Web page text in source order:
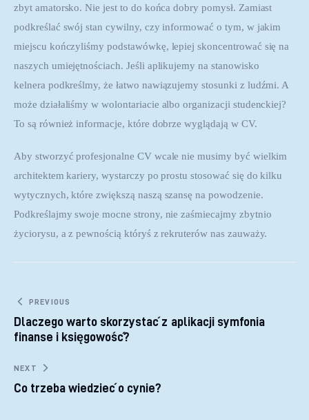
zbyt amatorsko. Nie jest to do końca dobry pomysł. Zamiast
podkreślać swój stan cywilny, czy informować o tym, w jakim
miejscu kończyliśmy podstawówkę, lepiej skoncentrować się na
naszych umiejętnościach. Jeśli aplikujemy na stanowisko
kelnera podkreślmy, że łatwo nawiązujemy stosunki z ludźmi. A
może działaliśmy w wolontariacie albo organizacji studenckiej?
To są również informacje, które dobrze wyglądają w CV.
Aby stworzyć profesjonalne CV wcale nie musimy być wielkim
architektem kariery, wystarczy po prostu stosować się do kilku
wytycznych, które zwiększą naszą szansę na powodzenie.
Podkreślajmy swoje mocne strony, nie zaśmiecajmy zbytnio
życiorysu, a z pewnością któryś z rekruterów nas zauważy.
Nawigacja wpisu
PREVIOUS
Dlaczego warto skorzystać z aplikacji symfonia
finanse i księgowość?
NEXT
Co trzeba wiedzieć o cynie?